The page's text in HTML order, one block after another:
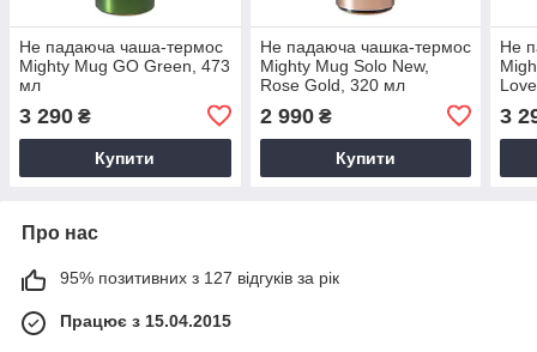
Не падаюча чаша-термос
Mighty Mug GO Green, 473
мл
3 290 ₴
Купити
Не падаюча чашка-термос
Mighty Mug Solo New,
Rose Gold, 320 мл
2 990₴
Купити
Не
3
Про нас
95% позитивних з 127 відгуків за рік
Працює з 15.04.2015